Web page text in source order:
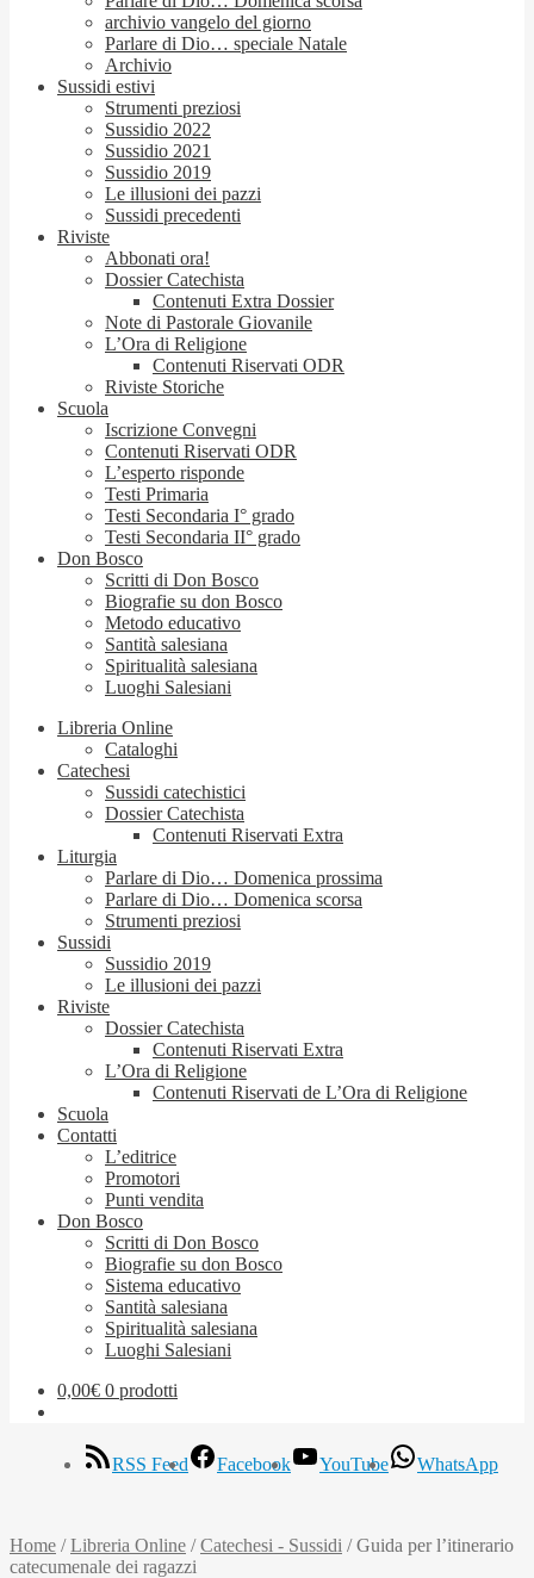
archivio vangelo del giorno
Parlare di Dio… speciale Natale
Archivio
Sussidi estivi
Strumenti preziosi
Sussidio 2022
Sussidio 2021
Sussidio 2019
Le illusioni dei pazzi
Sussidi precedenti
Riviste
Abbonati ora!
Dossier Catechista
Contenuti Extra Dossier
Note di Pastorale Giovanile
L’Ora di Religione
Contenuti Riservati ODR
Riviste Storiche
Scuola
Iscrizione Convegni
Contenuti Riservati ODR
L’esperto risponde
Testi Primaria
Testi Secondaria I° grado
Testi Secondaria II° grado
Don Bosco
Scritti di Don Bosco
Biografie su don Bosco
Metodo educativo
Santità salesiana
Spiritualità salesiana
Luoghi Salesiani
Libreria Online
Cataloghi
Catechesi
Sussidi catechistici
Dossier Catechista
Contenuti Riservati Extra
Liturgia
Parlare di Dio… Domenica prossima
Parlare di Dio… Domenica scorsa
Strumenti preziosi
Sussidi
Sussidio 2019
Le illusioni dei pazzi
Riviste
Dossier Catechista
Contenuti Riservati Extra
L’Ora di Religione
Contenuti Riservati de L’Ora di Religione
Scuola
Contatti
L’editrice
Promotori
Punti vendita
Don Bosco
Scritti di Don Bosco
Biografie su don Bosco
Sistema educativo
Santità salesiana
Spiritualità salesiana
Luoghi Salesiani
0,00€ 0 prodotti
RSS Feed Facebook YouTube WhatsApp
Home /Libreria Online /Catechesi - Sussidi /Guida per l’itinerario
catecumenale dei ragazzi